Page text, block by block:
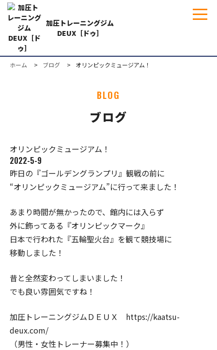
加圧トレーニングジム
DEUX［ドゥ］
ホーム ブログ オリンピックミュージアム！
BLOG
ブログ
オリンピックミュージアム！
2022-5-9
昨日の『ゴールデングランプリ』観戦の前に
“オリンピックミュージアム”に行って来ました！
あまり時間が無かったので、館内には入らず
外に飾ってある『オリンピックマーク』
日本で行われた『五輪聖火台』を観て競技場に
移動しました！
昔と全然変わってしまいました！
でも良い雰囲気ですね！
加圧トレーニングジムＤＥＵＸ https://kaatsu-
deux.com/
（男性・女性トレーナー募集中！）